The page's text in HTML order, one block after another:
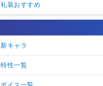
礼装おすすめ
新キャラ
特性一覧